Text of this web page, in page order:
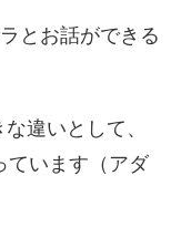
とお話ができる
違いとして、
ています（アダ